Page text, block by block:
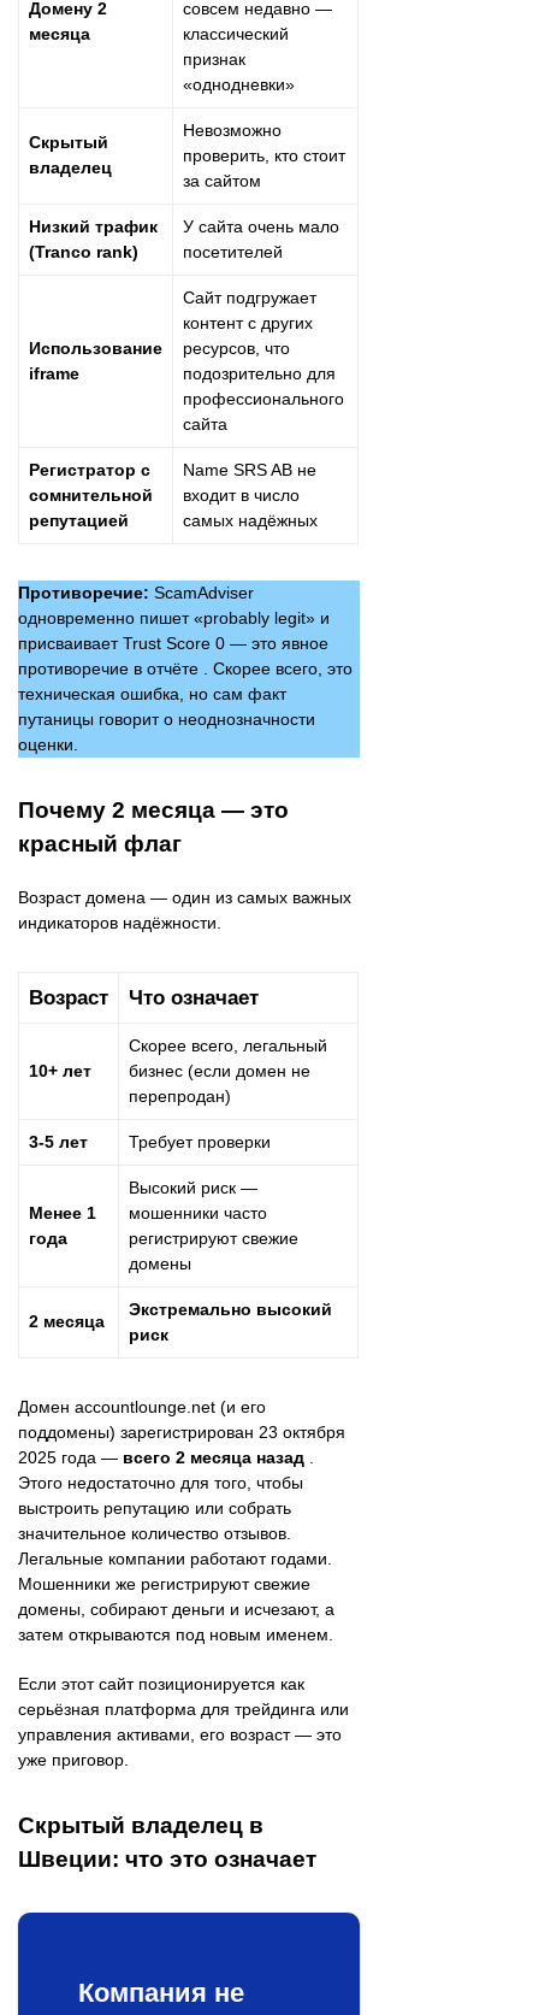
Домену 2
месяца
совсем недавно —
классический
признак
«однодневки»
Скрытый
владелец
Невозможно
проверить, кто стоит
за сайтом
Низкий трафик
(Tranco rank)
У сайта очень мало
посетителей
Использование
iframe
Сайт подгружает
контент с других
ресурсов, что
подозрительно для
профессионального
сайта
Регистратор с
сомнительной
репутацией
Name SRS AB не
входит в число
самых надёжных
Противоречие: ScamAdviser
одновременно пишет «probably legit» и
присваивает Trust Score 0 — это явное
противоречие в отчёте . Скорее всего, это
техническая ошибка, но сам факт
путаницы говорит о неоднозначности
оценки.
Почему 2 месяца — это
красный флаг
Возраст домена — один из самых важных
индикаторов надёжности.
Возраст Что означает
10+ лет
Скорее всего, легальный
бизнес (если домен не
перепродан)
3-5 лет Требует проверки
Менее 1
года
Высокий риск —
мошенники часто
регистрируют свежие
домены
2 месяца
Экстремально высокий
риск
Домен accountlounge.net (и его
поддомены) зарегистрирован 23 октября
2025 года — всего 2 месяца назад
Этого недостаточно для того, чтобы
выстроить репутацию или собрать
значительное количество отзывов.
Легальные компании работают годами.
Мошенники же регистрируют свежие
домены, собирают деньги и исчезают, а
затем открываются под новым именем.
Если этот сайт позиционируется как
серьёзная платформа для трейдинга или
управления активами, его возраст — это
уже приговор.
Скрытый владелец в
Швеции: что это означает
Компания не